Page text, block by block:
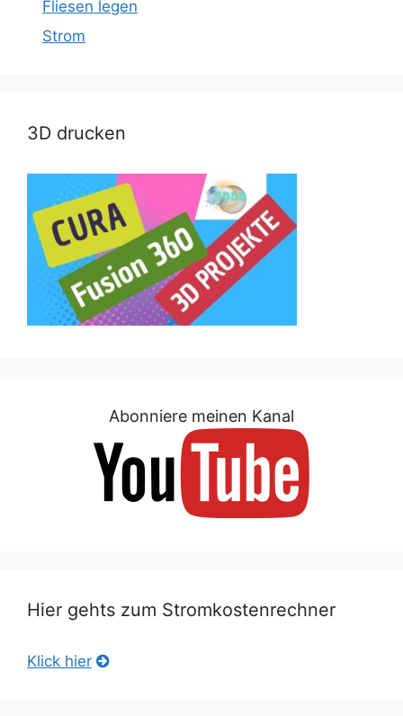
Fliesen legen
Strom
3D drucken
Abonniere meinen Kanal
Hier gehts zum Stromkostenrechner
Klick hier